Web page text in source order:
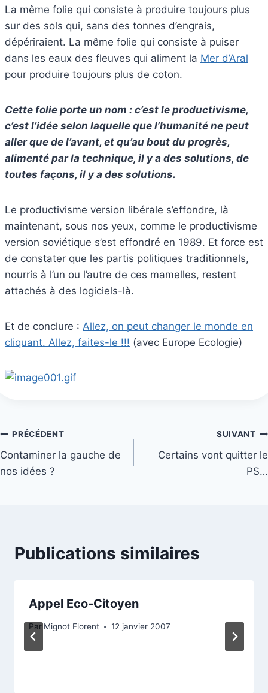
La même folie qui consiste à produire toujours plus
sur des sols qui, sans des tonnes d’engrais,
dépériraient. La même folie qui consiste à puiser
dans les eaux des fleuves qui aliment la Mer d’Aral
pour produire toujours plus de coton.
Cette folie porte un nom : c’est le productivisme,
c’est l’idée selon laquelle que l’humanité ne peut
aller que de l’avant, et qu’au bout du progrès,
alimenté par la technique, il y a des solutions, de
toutes façons, il y a des solutions.
Le productivisme version libérale s’effondre, là
maintenant, sous nos yeux, comme le productivisme
version soviétique s’est effondré en 1989. Et force est
de constater que les partis politiques traditionnels,
nourris à l’un ou l’autre de ces mamelles, restent
attachés à des logiciels-là.
Et de conclure : Allez, on peut changer le monde en
cliquant. Allez, faites-le !!! (avec Europe Ecologie)
Navigation
de
PRÉCÉDENT
Contaminer la gauche de
nos idées ?
SUIVANT
Certains vont quitter le
PS…
Publications similaires
Appel Eco-Citoyen
Par Mignot Florent 12 janvier 2007